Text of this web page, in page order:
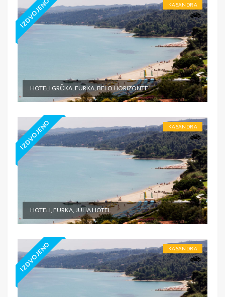
IZDVOJENO KASANDRA
HOTELI GRČKA, FURKA, BELO HORIZONTE
IZDVOJENO KASANDRA
HOTELI, FURKA, JULIA HOTEL
IZDVOJENO KASANDRA